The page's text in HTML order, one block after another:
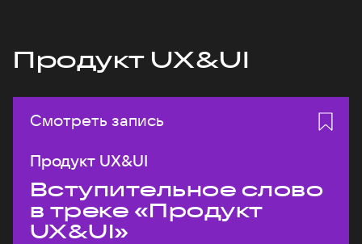
Продукт UX&UI
Смотреть запись
Продукт UX&UI
Вступительное слово
в треке «Продукт
UX&UI»